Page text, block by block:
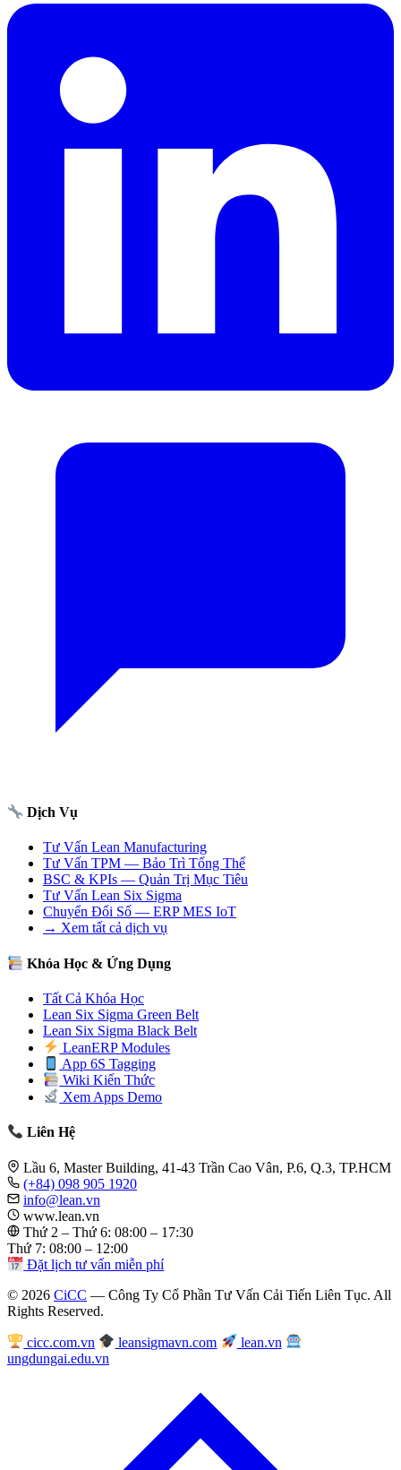
Dịch Vụ
Tư Vấn Lean Manufacturing
Tư Vấn TPM — Bảo Trì Tổng Thể
BSC & KPIs — Quản Trị Mục Tiêu
Tư Vấn Lean Six Sigma
Chuyển Đổi Số — ERP MES IoT
→ Xem tất cả dịch vụ
Khóa Học & Ứng Dụng
Tất Cả Khóa Học
Lean Six Sigma Green Belt
Lean Six Sigma Black Belt
LeanERP Modules
App 6S Tagging
Wiki Kiến Thức
Xem Apps Demo
Liên Hệ
Lầu 6, Master Building, 41-43 Trần Cao Vân, P.6, Q.3, TP.HCM
(+84) 098 905 1920
info@lean.vn
www.lean.vn
Thứ 2 – Thứ 6: 08:00 – 17:30
Thứ 7: 08:00 – 12:00
Đặt lịch tư vấn miễn phí
© 2026 CiCC — Công Ty Cổ Phần Tư Vấn Cải Tiến Liên Tục. All
Rights Reserved.
cicc.com.vn leansigmavn.com
lean.vn
ungdungai.edu.vn